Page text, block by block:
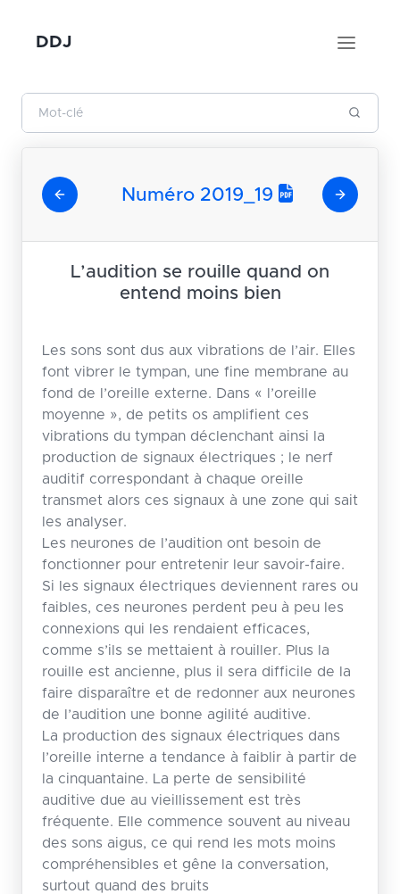
DDJ
Numéro 2019_19
L’audition se rouille quand on
entend moins bien
Les sons sont dus aux vibrations de l’air. Elles
font vibrer le tympan, une fine membrane au
fond de l’oreille externe. Dans « l’oreille
moyenne », de petits os amplifient ces
vibrations du tympan déclenchant ainsi la
production de signaux électriques ; le nerf
auditif correspondant à chaque oreille
transmet alors ces signaux à une zone qui sait
les analyser.
Les neurones de l’audition ont besoin de
fonctionner pour entretenir leur savoir-faire.
Si les signaux électriques deviennent rares ou
faibles, ces neurones perdent peu à peu les
connexions qui les rendaient efficaces,
comme s’ils se mettaient à rouiller. Plus la
rouille est ancienne, plus il sera difficile de la
faire disparaître et de redonner aux neurones
de l’audition une bonne agilité auditive.
La production des signaux électriques dans
l’oreille interne a tendance à faiblir à partir de
la cinquantaine. La perte de sensibilité
auditive due au vieillissement est très
fréquente. Elle commence souvent au niveau
des sons aigus, ce qui rend les mots moins
compréhensibles et gêne la conversation,
surtout quand des bruits